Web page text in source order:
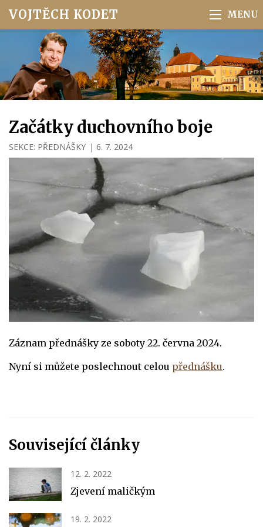
VOJTĚCH KODET
Začátky duchovního boje
SEKCE: PŘEDNÁŠKY | 6. 7. 2024
Záznam přednášky ze soboty 22. června 2024.
Nyní si můžete poslechnout celou přednášku.
Související články
12. 2. 2022
Zjevení maličkým
19. 2. 2022